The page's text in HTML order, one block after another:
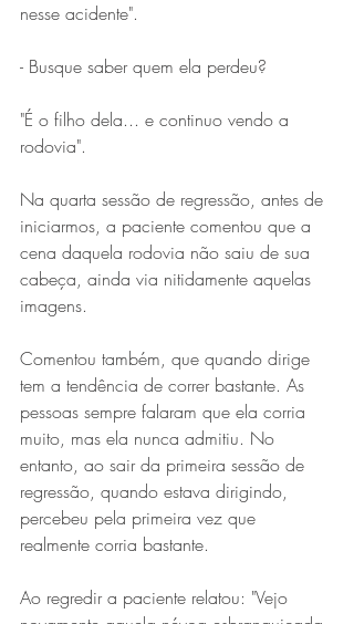
nesse acidente".
- Busque saber quem ela perdeu?
"É o filho dela... e continuo vendo a
rodovia".
Na quarta sessão de regressão, antes de
iniciarmos, a paciente comentou que a
cena daquela rodovia não saiu de sua
cabeça, ainda via nitidamente aquelas
imagens.
Comentou também, que quando dirige
tem a tendência de correr bastante. As
pessoas sempre falaram que ela corria
muito, mas ela nunca admitiu. No
entanto, ao sair da primeira sessão de
regressão, quando estava dirigindo,
percebeu pela primeira vez que
realmente corria bastante.
Ao regredir a paciente relatou: "Vejo